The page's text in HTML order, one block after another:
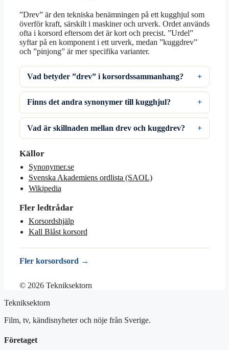
”Drev” är den tekniska benämningen på ett kugghjul som
överför kraft, särskilt i maskiner och urverk. Ordet används
ofta i korsord eftersom det är kort och precist. ”Urdel”
syftar på en komponent i ett urverk, medan ”kuggdrev”
och ”pinjong” är mer specifika varianter.
Vad betyder ”drev” i korsordssammanhang?
Finns det andra synonymer till kugghjul?
Vad är skillnaden mellan drev och kuggdrev?
Källor
Synonymer.se
Svenska Akademiens ordlista (SAOL)
Wikipedia
Fler ledtrådar
Korsordshjälp
Kall Blåst korsord
Fler korsordsord →
© 2026 Tekniksektorn
Tekniksektorn
Film, tv, kändisnyheter och nöje från Sverige.
Företaget